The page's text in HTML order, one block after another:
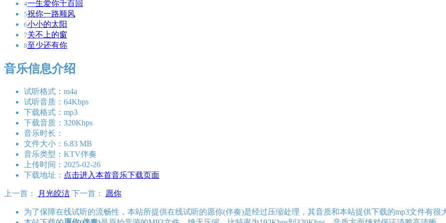
4一生爱你千百回
5祝你一路顺风
6小小的太阳
7关不上的窗
8至少还有你
音乐信息介绍
试听格式：m4a
试听音质：64Kbps
下载格式：mp3
下载音质：320Kbps
音乐时长：
文件大小：6.83 MB
音乐类型：KTV伴奏
上传时间：2025-02-26
下载地址： 点击进入本首音乐下载页面
上一首： 月光皎洁 下一首： 愿你
为了保障在线试听的流畅性，本站所提供在线试听的愿你(伴奏)是经过压缩处理，其音质和本站提供下载的mp3文件有很